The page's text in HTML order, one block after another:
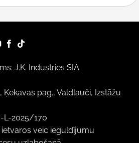
J.K. Industries SIA
Ķekavas pag., Valdlauči, Izstāžu
L-2025/170
veic ieguldījumu